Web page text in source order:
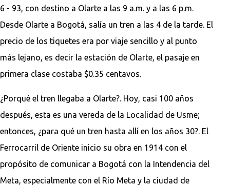
6 - 93, con destino a Olarte a las 9 a.m. y a las 6 p.m.
Desde Olarte a Bogotá, salía un tren a las 4 de la tarde. El
precio de los tiquetes era por viaje sencillo y al punto
más lejano, es decir la estación de Olarte, el pasaje en
primera clase costaba $0.35 centavos.
¿Porqué el tren llegaba a Olarte?. Hoy, casi 100 años
después, esta es una vereda de la Localidad de Usme;
entonces, ¿para qué un tren hasta allí en los años 30?. El
Ferrocarril de Oriente inicio su obra en 1914 con el
propósito de comunicar a Bogotá con la Intendencia del
Meta, especialmente con el Río Meta y la ciudad de